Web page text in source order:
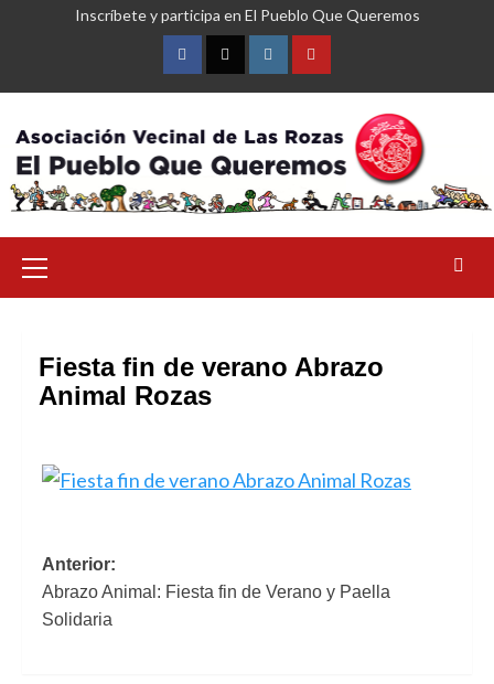
Inscríbete y participa en El Pueblo Que Queremos
FacebookTwitterInstagramYouTube
primario
Fiesta fin de verano Abrazo
Animal Rozas
Navegación
de
Anterior:
Abrazo Animal: Fiesta fin de Verano y Paella
Solidaria